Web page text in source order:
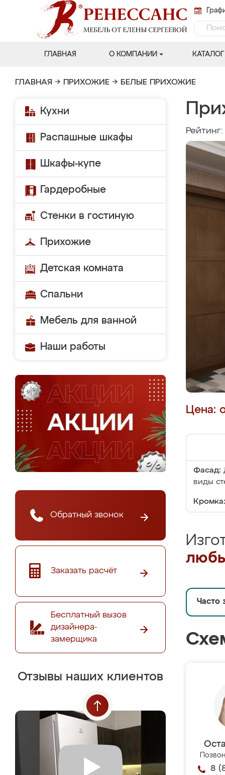
ГЛАВНАЯ О КОМПАНИИ КАТАЛОГ
ГЛАВНАЯ → ПРИХОЖИЕ → БЕЛЫЕ ПРИХОЖИЕ
Кухни
Распашные шкафы
Шкафы-купе
Гардеробные
Стенки в гостиную
Прихожие
Детская комната
Спальни
Мебель для ванной
Наши работы
Обратный звонок
Заказать расчёт
Бесплатный вызов
дизайнера-
замерщика
Отзывы наших клиентов
Рейтинг:
Цена:
Фасад:
виды
Кромка:
Часто
8